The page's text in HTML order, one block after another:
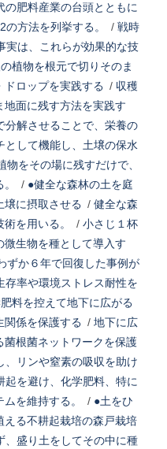
の肥料産業の台頭とともに
方法を列挙する。
/ 戦時
実は、これらが効果的な技
植物を根元で切りそのま
ドロップを実践する / 収穫
面に残す方法を実践す
分解させることで、栄養の
として機能し、土壌の保水
物をその場に残すだけで、
/ ●健全な森林の土を庭
壌に摂取させる / 健全な森
を用いる。
/ 小さじ１杯
生物を種として導入す
ずか６年で回復した事例が
存率や環境ストレス耐性を
料を控えて地下に広がる
関係を保護する / 地下に広
根菌ネットワークを保護
、リンや窒素の吸収を助け
起を避け、化学肥料、特に
を維持する。
/ ●土をひ
える不耕起栽培の森戸栽培
、盛り土をしてその中に種